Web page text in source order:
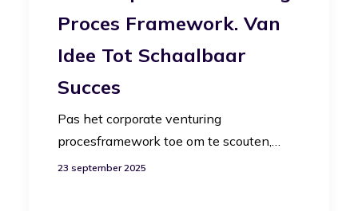
Proces Framework. Van
Idee Tot Schaalbaar
Succes
Pas het corporate venturing
procesframework toe om te scouten,…
23 september 2025